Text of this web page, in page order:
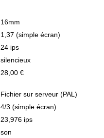
16mm
1,37 (simple écran)
24 ips
silencieux
28,00 €
Fichier sur serveur (PAL)
4/3 (simple écran)
23,976 ips
son